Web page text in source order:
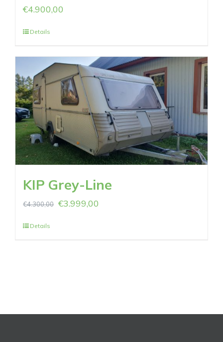
€4.900,00
Details
KIP Grey-Line
€4.300,00 €3.999,00
Details